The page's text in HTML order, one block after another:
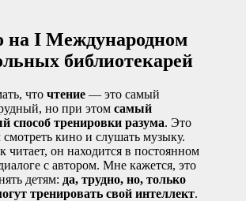
на I Международном
библиотекарей
что чтение — это самый
но при этом самый
способ тренировки разума. Это
кино и слушать музыку.
читает, он находится в постоянном
с автором. Мне кажется, это
детям: да, трудно, но, только
тренировать свой интеллект.